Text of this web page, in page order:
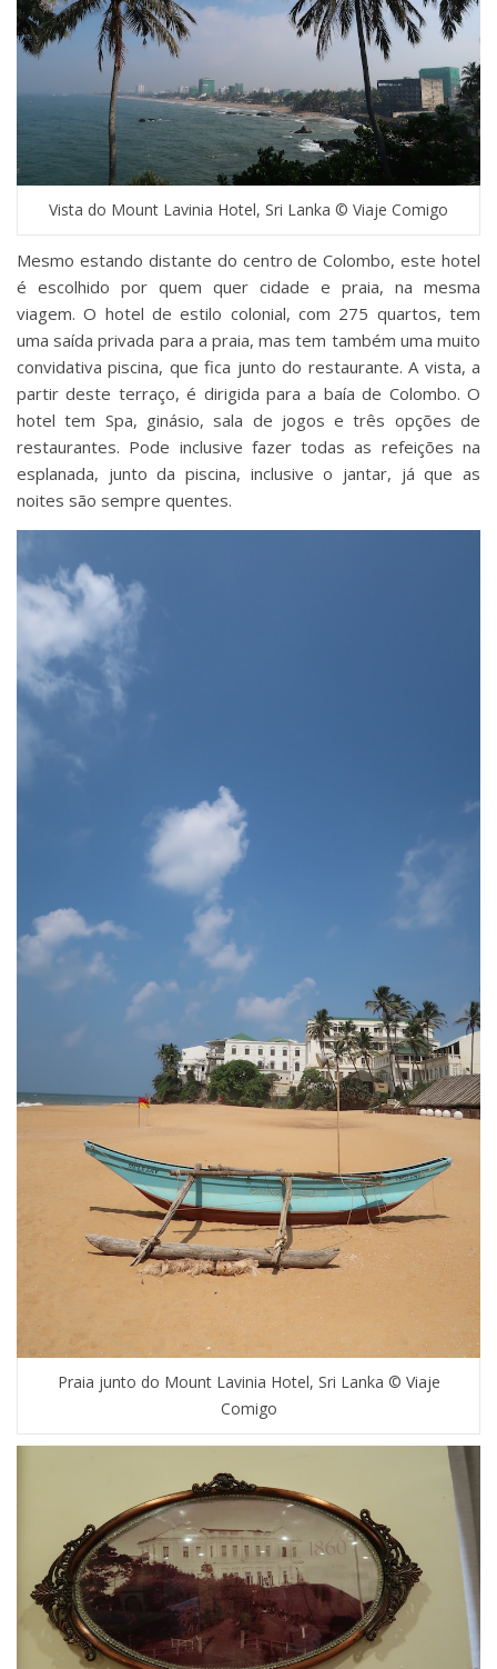
Vista do Mount Lavinia Hotel, Sri Lanka © Viaje Comigo
Mesmo estando distante do centro de Colombo, este hotel
é escolhido por quem quer cidade e praia, na mesma
viagem. O hotel de estilo colonial, com 275 quartos, tem
uma saída privada para a praia, mas tem também uma muito
convidativa piscina, que fica junto do restaurante. A vista, a
partir deste terraço, é dirigida para a baía de Colombo. O
hotel tem Spa, ginásio, sala de jogos e três opções de
restaurantes. Pode inclusive fazer todas as refeições na
esplanada, junto da piscina, inclusive o jantar, já que as
noites são sempre quentes.
Praia junto do Mount Lavinia Hotel, Sri Lanka © Viaje
Comigo